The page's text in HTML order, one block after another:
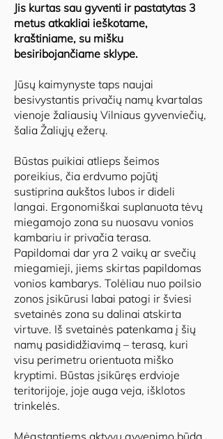
Jis kurtas sau gyventi ir pastatytas 3
metus atkakliai ieškotame,
kraštiniame, su mišku
besiribojančiame sklype.
Jūsų kaimynyste taps naujai
besivystantis privačių namų kvartalas
vienoje žaliausių Vilniaus gyvenviečių,
šalia Žaliųjų ežerų.
Būstas puikiai atlieps šeimos
poreikius, čia erdvumo pojūtį
sustiprina aukštos lubos ir dideli
langai. Ergonomiškai suplanuota tėvų
miegamojo zona su nuosavu vonios
kambariu ir privačia terasa.
Papildomai dar yra 2 vaikų ar svečių
miegamieji, jiems skirtas papildomas
vonios kambarys. Tolėliau nuo poilsio
zonos įsikūrusi labai patogi ir šviesi
svetainės zona su dalinai atskirta
virtuve. Iš svetainės patenkama į šių
namų pasididžiavimą – terasą, kuri
visu perimetru orientuota miško
kryptimi. Būstas įsikūręs erdvioje
teritorijoje, joje auga veja, išklotos
trinkelės.
Mėgstantiems aktyvų gyvenimo būdą